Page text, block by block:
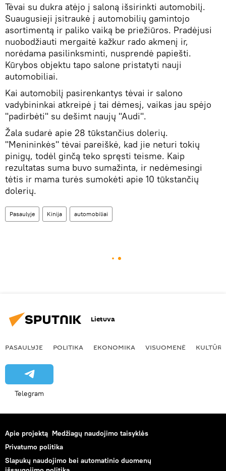
Tėvai su dukra atėjo į saloną išsirinkti automobilį.
Suaugusieji įsitraukė į automobilių gamintojo
asortimentą ir paliko vaiką be priežiūros. Pradėjusi
nuobodžiauti mergaitė kažkur rado akmenį ir,
norėdama pasilinksminti, nusprendė papiešti.
Kūrybos objektu tapo salone pristatyti nauji
automobiliai.
Kai automobilį pasirenkantys tėvai ir salono
vadybininkai atkreipė į tai dėmesį, vaikas jau spėjo
"padirbėti" su dešimt naujų "Audi".
Žala sudarė apie 28 tūkstančius dolerių.
"Menininkės" tėvai pareiškė, kad jie neturi tokių
pinigų, todėl ginčą teko spręsti teisme. Kaip
rezultatas suma buvo sumažinta, ir nedėmesingi
tėtis ir mama turės sumokėti apie 10 tūkstančių
dolerių.
Pasaulyje Kinija automobiliai
Lietuva
PASAULYJE POLITIKA EKONOMIKA VISUOMENĖ KULTŪRA
Telegram
Apie projektą Medžiagų naudojimo taisyklės
Privatumo politika
Slapukų naudojimo bei automatinio duomenų